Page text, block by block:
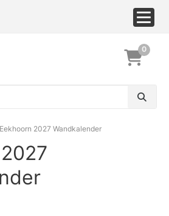
0
Eekhoorn 2027 Wandkalender